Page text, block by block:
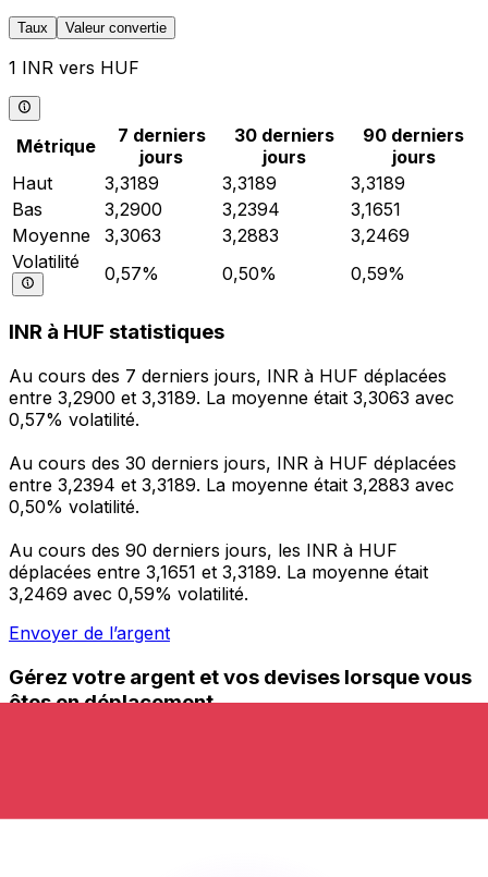
Taux Valeur convertie
1 INR vers HUF
Métrique
7 derniers
jours
30 derniers
jours
90 derniers
jours
Haut
3,3189 3,3189
3,3189
Bas
3,2900 3,2394
3,1651
Moyenne
3,3063 3,2883
3,2469
Volatilité
0,57% 0,50% 0,59%
INR à HUF statistiques
Au cours des 7 derniers jours, INR à HUF déplacées
entre 3,2900 et 3,3189. La moyenne était 3,3063 avec
0,57% volatilité.
Au cours des 30 derniers jours, INR à HUF déplacées
entre 3,2394 et 3,3189. La moyenne était 3,2883 avec
0,50% volatilité.
Au cours des 90 derniers jours, les INR à HUF
déplacées entre 3,1651 et 3,3189. La moyenne était
3,2469 avec 0,59% volatilité.
Envoyer de l’argent
Gérez votre argent et vos devises lorsque vous
êtes en déplacement